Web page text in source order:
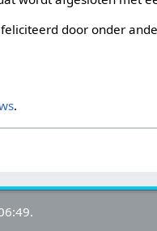
door onder
.